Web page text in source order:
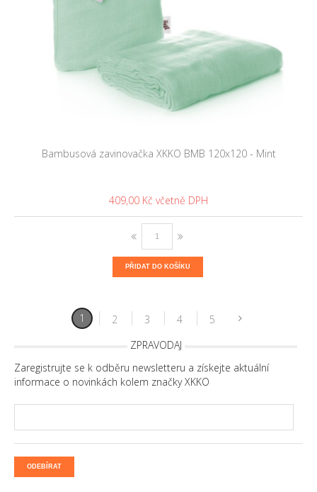
Bambusová zavinovačka XKKO BMB 120x120 - Mint
409,00 Kč
PŘIDAT DO KOŠÍKU
1 2 3 4
5
ZPRAVODAJ
Zaregistrujte se k odběru newsletteru a získejte aktuální
informace o novinkách kolem značky XKKO
ODEBÍRAT